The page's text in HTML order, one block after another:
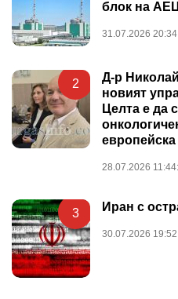
блок на
31.07.2026
2
Д-р
новият
Целта е да
28.07.2026
3 Иран с
30.07.2026